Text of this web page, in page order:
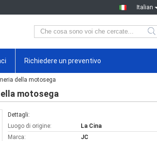
Italian
Richiedere un preventivo
della motosega
motosega
Dettagli:
Luogo di origine:
La Cina
Marca:
JC